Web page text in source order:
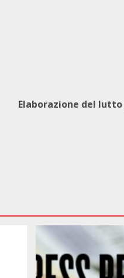
Elaborazione del